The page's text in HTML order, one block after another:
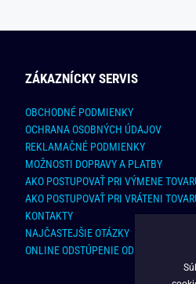
ZÁKAZNÍCKY SERVIS
OBCHODNÉ PODMIENKY
OCHRANA OSOBNÝCH ÚDAJOV
REKLAMAČNÉ PODMIENKY
MOŽNOSTI DOPRAVY A PLATBY
AKO POSTUPOVAŤ PRI VÝMENE
AKO POSTUPOVAŤ PRI VRÁTENI
KONTAKTY
NAJČASTEJŠIE OTÁZKY
ONLINE ODSTÚPENIE OD ZMLUVY